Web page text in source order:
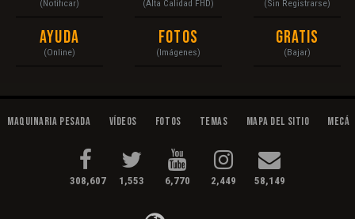
(Notificar)
Ayuda
(Online)
(Alta Calidad FHD)
Fotos
(Imágenes)
(Sin Registrarse)
Gratis
(Bajar)
Maquinaria Pesada Vídeos Fotos Temas Mapa del Sitio
308,607 1,553 6,770 2,449 58,149